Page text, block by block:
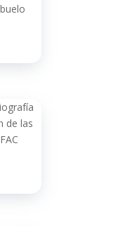
de las